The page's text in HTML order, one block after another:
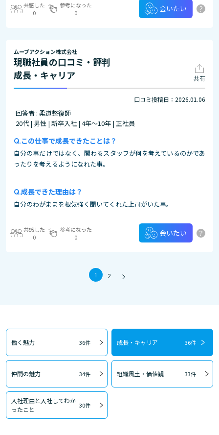
共感した
0
参考になった
0
会いたい ?
ムーブアクション株式会社
現職社員の口コミ・評判
成長・キャリア
共有
口コミ投稿日：2026.01.06
回答者 : 柔道整復師
20代 | 男性 | 新卒入社 | 4年～10年 | 正社員
この仕事で成長できたことは？
自分の事だけではなく、関わるスタッフが何を考えているのかであ
ったりを考えるようになれた事。
成長できた理由は？
自分のわがままを根気強く聞いてくれた上司がいた事。
共感した
0
参考になった
0
会いたい ?
1 2
働く魅力 36件 成長・キャリア 36件
仲間の魅力 34件 組織風土・価値観 33件
入社理由と入社してわか
ったこと
30件